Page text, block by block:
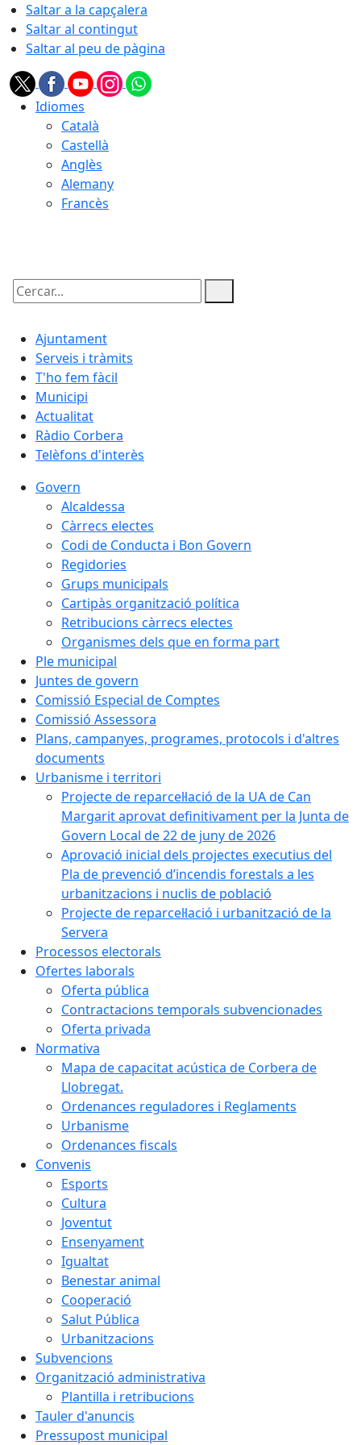
Saltar a la capçalera
Saltar al contingut
Saltar al peu de pàgina
Idiomes
Català
Castellà
Anglès
Alemany
Francès
Cercar:
Ajuntament
Serveis i tràmits
T'ho fem fàcil
Municipi
Actualitat
Ràdio Corbera
Telèfons d'interès
Govern
Alcaldessa
Càrrecs electes
Codi de Conducta i Bon Govern
Regidories
Grups municipals
Cartipàs organització política
Retribucions càrrecs electes
Organismes dels que en forma part
Ple municipal
Juntes de govern
Comissió Especial de Comptes
Comissió Assessora
Plans, campanyes, programes, protocols i d'altres
documents
Urbanisme i territori
Projecte de reparcel·lació de la UA de Can
Margarit aprovat definitivament per la Junta de
Govern Local de 22 de juny de 2026
Aprovació inicial dels projectes executius del
Pla de prevenció d’incendis forestals a les
urbanitzacions i nuclis de població
Projecte de reparcel·lació i urbanització de la
Servera
Processos electorals
Ofertes laborals
Oferta pública
Contractacions temporals subvencionades
Oferta privada
Normativa
Mapa de capacitat acústica de Corbera de
Llobregat.
Ordenances reguladores i Reglaments
Urbanisme
Ordenances fiscals
Convenis
Esports
Cultura
Joventut
Ensenyament
Igualtat
Benestar animal
Cooperació
Salut Pública
Urbanitzacions
Subvencions
Organització administrativa
Plantilla i retribucions
Tauler d'anuncis
Pressupost municipal